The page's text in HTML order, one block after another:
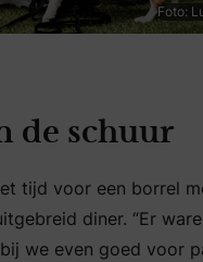
Foto:
de schuur
tijd voor een borrel
diner. “Er
we even goed voor